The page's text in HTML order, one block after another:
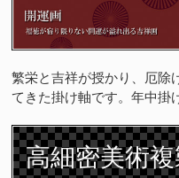
繁栄と吉祥が授かり、厄除
てきた掛け軸です。年中掛
高細密美術